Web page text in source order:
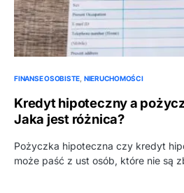
FINANSE OSOBISTE NIERUCHOMOŚCI
Kredyt hipoteczny a
Jaka jest różnica?
Pożyczka hipoteczna czy kredyt
może paść z ust osób, które nie są